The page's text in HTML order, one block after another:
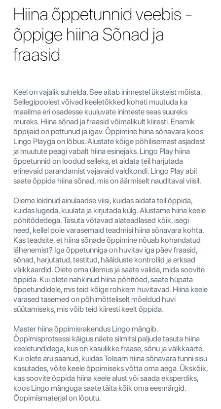
Hiina õppetunnid veebis -
õppige hiina Sõnad ja
fraasid
Keel on vajalik suhelda. See aitab inimestel üksteist mõista.
Sellegipoolest võivad keeletõkked kohati muutuda ka
maailma eri osadesse kuuluvate inimeste seas suureks
mureks. Hiina sõnad ja fraasid võimalikult kiiresti. Enamik
õppijaid on pettunud ja igav. Õppimine hiina sõnavara koos
Lingo Playga on lõbus. Alustate kõige põhilisemast asjadest
ja muutute peagi vabalt hiina esinejaks. Lingo Play hiina
õppetunnid on loodud selleks, et aidata teil harjutada
erinevaid parandamist vajavaid valdkondi. Lingo Play abil
saate õppida hiina sõnad, mis on äärmiselt nauditaval viisil.
Oleme leidnud ainulaadse viisi, kuidas aidata teil õppida,
kuidas lugeda, kuulata ja kirjutada külg. Alustame hiina keele
põhitõdedega. Tasuta võtavad alateadlased kõik, isegi
need, kellel pole varasemaid teadmisi hiina sõnavara kohta.
Kas teadsite, et hiina sõnade õppimine nõuab kohandatud
lähenemist? Iga õppetunniga on huvitav iga päev fraasid,
sõnad, harjutatud, testitud, häälduste kontrollid ja erksad
välkkaardid. Olete oma ülemus ja saate valida, mida soovite
õppida. Kui olete nahkinud hiina põhitõed, saate hüpata
õppetundidele, mis teid kõige rohkem huvitavad. Hiina keele
varased tasemed on põhimõtteliselt mõeldud huvi
süütamiseks, mis võib teid kiiresti keelt õppida.
Master hiina õppimisrakendus Lingo mängib.
Õppimisprotsessi käigus näete silmitsi paljude tasuta hiina
keeletundidega, kus on kasulikke fraase, sõnu ja välkkaarte.
Kui olete aru saanud, kuidas Tolearn hiina sõnavara tunni sisu
kasutades, võite keele õppimiseks võtta oma aega. Ükskõik,
kas soovite õppida hiina keele alust või saada eksperdiks,
koos Lingo mänguga saate täita kõik oma eesmärgid.
Õppimismaterjal on lõputu.